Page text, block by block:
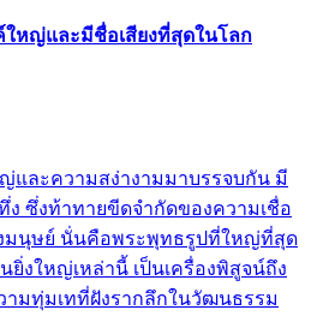
หญ่และมีชื่อเสียงที่สุดในโลก
และความสง่างามมาบรรจบกัน มี
ง ซึ่งท้าทายขีดจำกัดของความเชื่อ
มนุษย์ นั่นคือพระพุทธรูปที่ใหญ่ที่สุด
ยิ่งใหญ่เหล่านี้ เป็นเครื่องพิสูจน์ถึง
ามทุ่มเทที่ฝังรากลึกในวัฒนธรรม